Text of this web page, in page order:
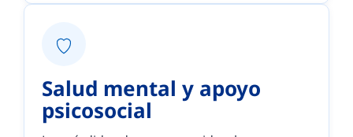
Salud mental y apoyo
psicosocial